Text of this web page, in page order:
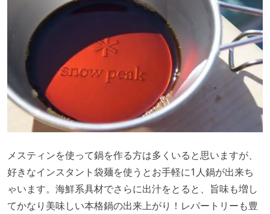
メスティンを使って鍋を作る方は多くいると思いますが、
好きなインスタント袋麺を使うとお手軽に1人鍋が出来ち
ゃいます。海鮮系具材でさらに出汁をとると、旨味も増し
てかなり美味しい本格鍋の出来上がり！レパートリーも豊